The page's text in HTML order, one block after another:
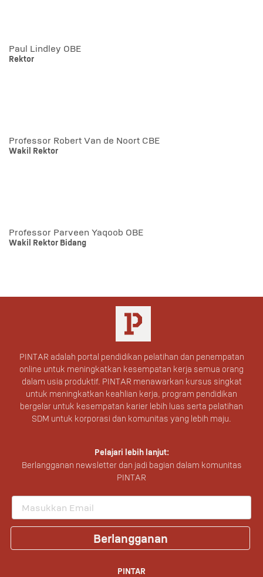
Paul Lindley OBE
Rektor
Professor Robert Van de Noort CBE
Wakil Rektor
Professor Parveen Yaqoob OBE
Wakil Rektor Bidang
PINTAR adalah portal pendidikan pelatihan dan penempatan
online untuk meningkatkan kesempatan kerja semua orang
dalam usia produktif. PINTAR menawarkan kursus singkat
untuk meningkatkan keahlian kerja, program pendidikan
bergelar untuk kesempatan karier lebih luas serta pelatihan
SDM untuk korporasi dan komunitas yang lebih maju.
Pelajari lebih lanjut:
Berlangganan newsletter dan jadi bagian dalam komunitas
PINTAR
Berlangganan
PINTAR